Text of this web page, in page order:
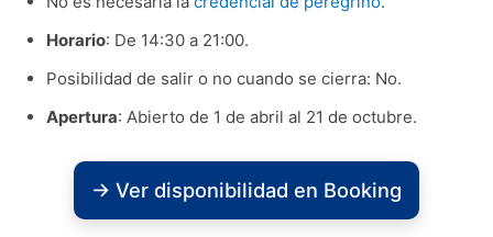
Horario: De 14:30 a 21:00.
Posibilidad de salir o no cuando se cierra: No.
Apertura: Abierto de 1 de abril al 21 de octubre.
→ Ver disponibilidad en Booking